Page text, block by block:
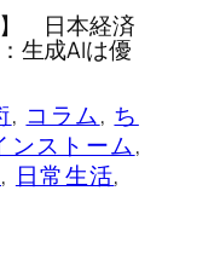
】 日本経済
生成AIは優
, コラム, ち
ンストーム
, 日常生活